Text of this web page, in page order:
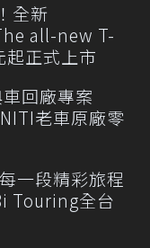
全新
all-new T-
起正式上市
車回廠專案
老車原廠零
一段精彩旅程
Touring全台